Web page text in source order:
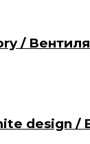
/
design /